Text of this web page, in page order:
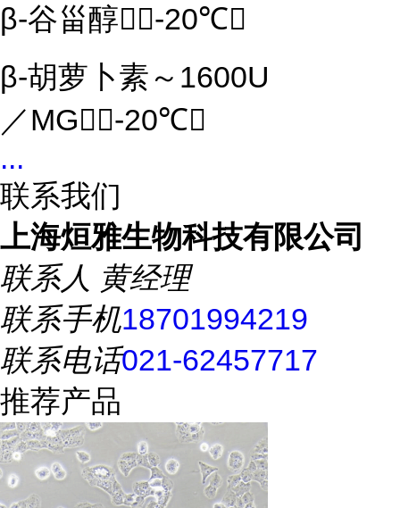
β-谷甾醇（-20℃）
β-胡萝卜素～1600U
／MG（-20℃）
...
联系我们
上海烜雅生物科技有限公司
联系人 黄经理
联系手机18701994219
联系电话021-62457717
推荐产品